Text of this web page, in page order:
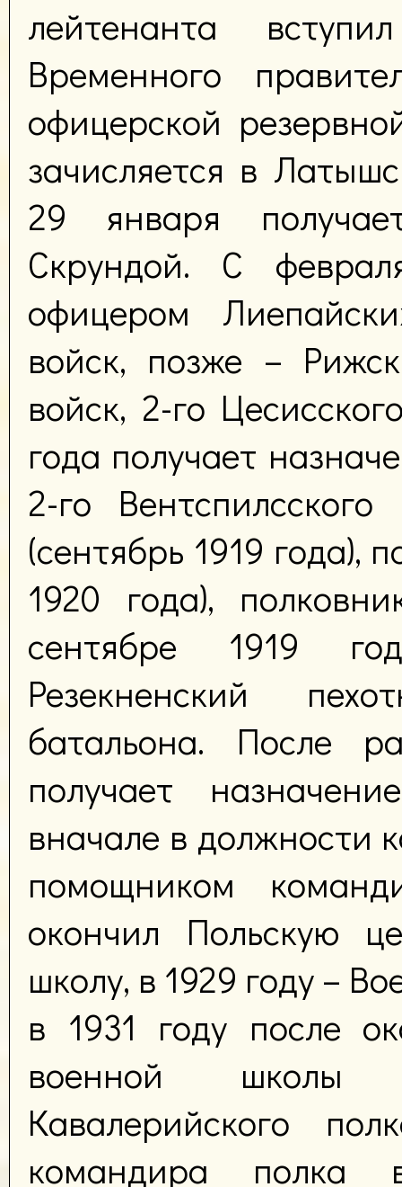
лейтенанта
Временного
офицерской
зачисляется в
29 января
Скрундой. С
офицером
войск, позже –
войск, 2-го
года получает
2-го
(сентябрь 1919 года),
1920 года),
сентябре 1919
Резекненский
батальона. После
получает
вначале в должности
помощником
окончил Польскую
школу, в 1929 году –
в 1931 году после
военной школы
Кавалерийского
командира полка